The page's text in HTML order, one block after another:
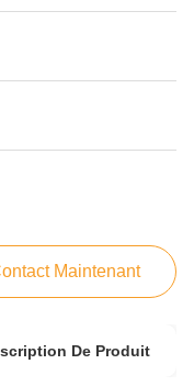
Maintenant
De Produit